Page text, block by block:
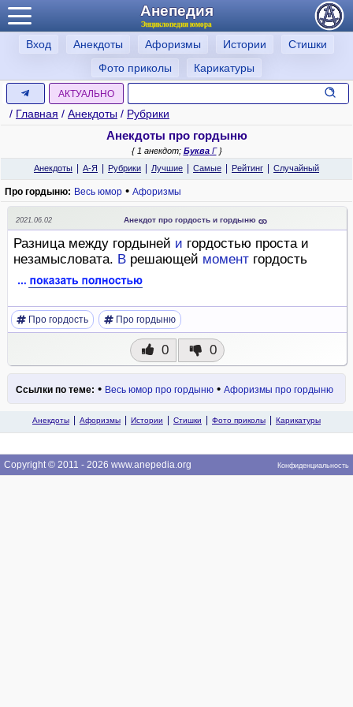
Анепедия
Энциклопедия юмора
Вход Анекдоты Афоризмы Истории
Стишки
Фото приколы
Карикатуры
АКТУАЛЬНО
/ Главная / Анекдоты / Рубрики
Анекдоты про гордыню
{ 1 анекдот; БукваГ}
Анекдоты
А-Я Рубрики Лучшие Самые Рейтинг Случайный
Про гордыню: Весь юмор • Афоризмы
2021.06.02 Анекдот про гордость и гордыню
Разница между гордыней и гордостью проста и
незамысловата. В решающей момент гордость
Про гордость Про гордыню
0 0
Ссылки по теме: • Весь юмор про гордыню • Афоризмы про гордыню
Анекдоты Афоризмы Истории Стишки Фото приколы Карикатуры
Copyright © 2011 - 2026 www.anepedia.org Конфиденциальность